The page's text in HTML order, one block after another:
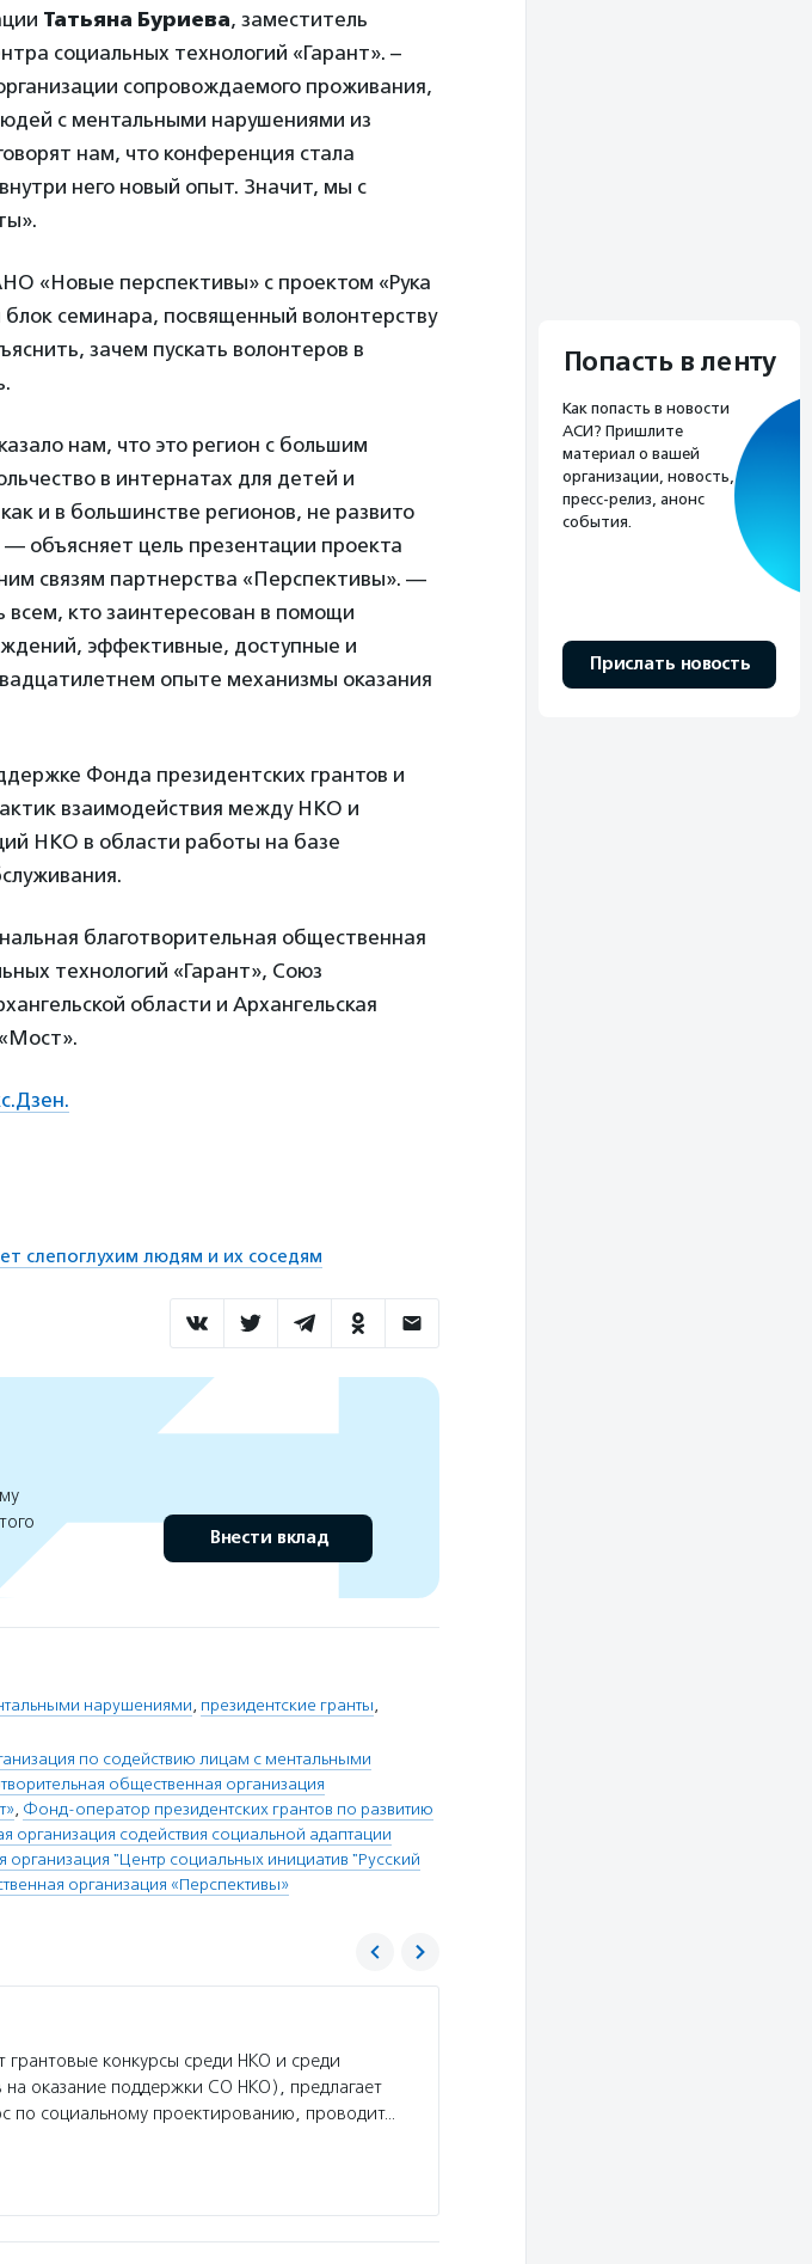
Татьяна Буриева, заместитель
социальных технологий «Гарант». –
сопровождаемого проживания,
с ментальными нарушениями из
нам, что конференция стала
него новый опыт. Значит, мы с
«Новые перспективы» с проектом «Рука
блок семинара, посвященный волонтерству
зачем пускать волонтеров в
нам, что это регион с большим
в интернатах для детей и
и в большинстве регионов, не развито
объясняет цель презентации проекта
связям партнерства «Перспективы». —
кто заинтересован в помощи
эффективные, доступные и
опыте механизмы оказания
Фонда президентских грантов и
взаимодействия между НКО и
НКО в области работы на базе
благотворительная общественная
технологий «Гарант», Союз
области и Архангельская
слепоглухим людям и их соседям
Внести вклад
нарушениями, президентские гранты,
по содействию лицам с ментальными
общественная организация
, Фонд-оператор президентских грантов по развитию
организация содействия социальной адаптации
"Центр социальных инициатив "Русский
организация «Перспективы»
грантовые конкурсы среди НКО и среди
оказание поддержки СО НКО), предлагает
по социальному проектированию, проводит…
Попасть в ленту
Как попасть в новости
АСИ? Пришлите
материал о вашей
организации, новость,
пресс-релиз, анонс
события.
Прислать новость